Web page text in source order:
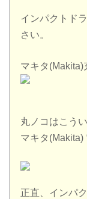
インパクトド
さい。
マキタ
丸ノコはこう
マキタ(Makita)
正直、インパ